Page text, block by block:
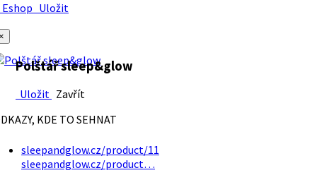
Uložit
Polštář sleep&glow
Uložit Zavřít
KDE TO SEHNAT
sleepandglow.cz/product/11
sleepandglow.cz/product…